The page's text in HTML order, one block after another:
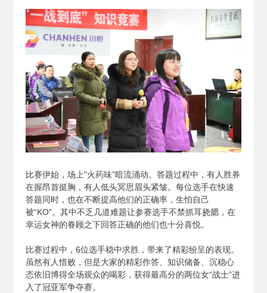
比赛伊始，场上"火药味”暗流涌动。答题过程中，有人胜券
在握昂首挺胸，有人低头冥思眉头紧皱。每位选手在快速
答题同时，也在不断提高他们的正确率，生怕自己
被“KO”。其中不乏几道难题让参赛选手不禁抓耳挠腮，在
幸运女神的眷顾之下回答正确的他们也十分喜悦。
比赛过程中，6位选手稳中求胜，带来了精彩纷呈的表现。
虽然有人惜败，但是大家的精彩作答、知识储备、沉稳心
态依旧博得全场观众的喝彩，获得最高分的两位女“战士”进
入了冠亚军争夺赛。